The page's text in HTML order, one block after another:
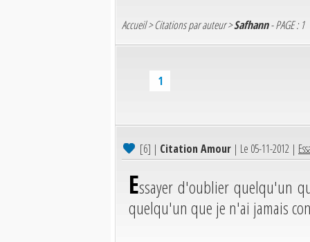
Accueil>Citations par auteur>Safhann- PAGE : 1
1
[6] | Citation Amour | Le 05-11-2012 |
Essayer d'oublier quelqu'un
quelqu'un que je n'ai jamais